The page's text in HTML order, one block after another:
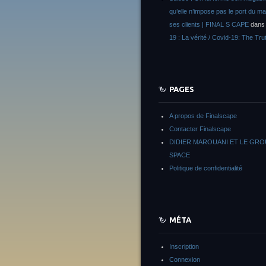
qu’elle n’impose pas le port du
ses clients | FINAL S CAPE dans
19 : La vérité / Covid-19: The
PAGES
A propos de Finalscape
Contacter Finalscape
DIDIER MAROUANI ET LE
SPACE
Politique de confidentialité
MÉTA
Inscription
Connexion